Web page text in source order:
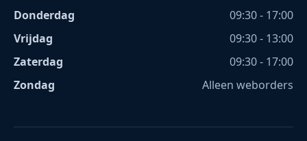
Donderdag
09:30 - 17:00
Vrijdag
09:30 - 13:00
Zaterdag
09:30 - 17:00
Zondag
Alleen weborders